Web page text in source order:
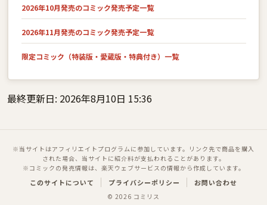
2026年10月発売のコミック発売予定一覧
2026年11月発売のコミック発売予定一覧
限定コミック（特装版・愛蔵版・特典付き）一覧
最終更新日: 2026年8月10日 15:36
※当サイトはアフィリエイトプログラムに参加しています。リンク先で商品を購入
された場合、当サイトに紹介料が支払われることがあります。
※コミックの発売情報は、楽天ウェブサービスの情報から作成しています。
このサイトについて プライバシーポリシー お問い合わせ
© 2026 コミリス